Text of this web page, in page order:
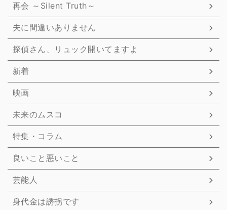
再会 ～Silent Truth～
夫に間違いありません
探偵さん、リュック開いてますよ
新着
映画
未来のムスコ
特集・コラム
良いこと悪いこと
芸能人
身代金は誘拐です